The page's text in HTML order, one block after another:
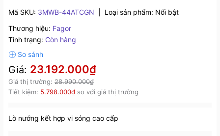
Mã SKU: 3MWB-44ATCGN Loại sản phẩm: Nổi bật
Thương hiệu: Fagor
Tình trạng: Còn hàng
Giá: 23.192.000₫
Giá thị trường: 28.990.000₫
Tiết kiệm: 5.798.000₫ so với giá thị trường
Lò nướng kết hợp vi sóng cao cấp